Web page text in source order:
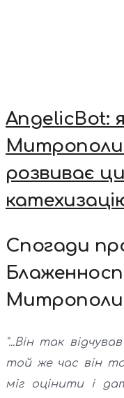
AngelicBot:
розвиває
Спогади
"...Він так
той же час він
міг оцінити і